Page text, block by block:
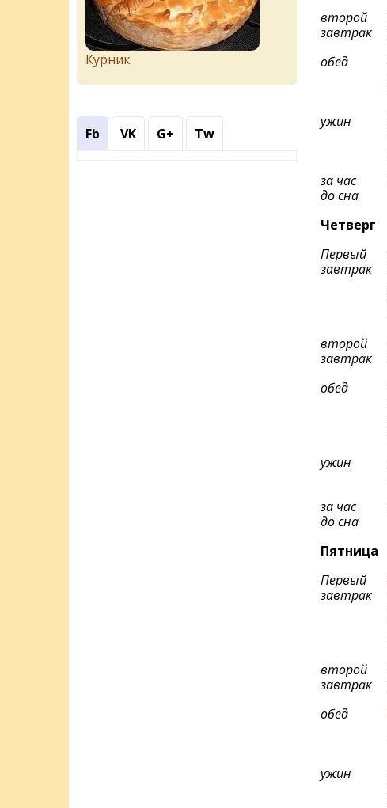
второй
завтрак
обед
ужин
за час
до сна
Четверг
Первый
завтрак
второй
завтрак
обед
ужин
за час
до сна
Пятница
Первый
завтрак
второй
завтрак
обед
ужин
Курник
Fb VK G+ Tw